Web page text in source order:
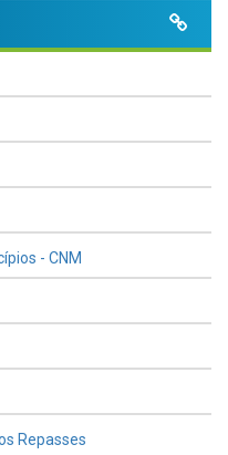
- CNM
Repasses